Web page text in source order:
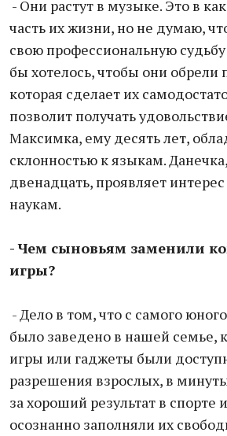
- Они растут в музыке. Это в
часть их жизни, но не думаю,
свою профессиональную
бы хотелось, чтобы они обрели
которая сделает их
позволит получать
Максимка, ему десять лет,
склонностью к языкам.
двенадцать, проявляет
наукам.
- Чем сыновьям заменили
игры?
- Дело в том, что с самого
было заведено в нашей семье,
игры или гаджеты были
разрешения взрослых, в
за хороший результат в спорте
осознанно заполняли их